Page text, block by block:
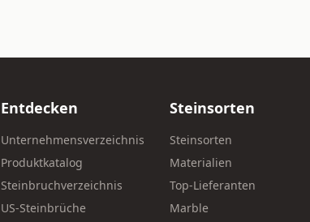
Entdecken
Unternehmensverzeichnis
Produktkatalog
Steinbruchverzeichnis
US-Steinbrüche
Steinsorten
Steinsorten
Materialien
Top-Lieferanten
Marble